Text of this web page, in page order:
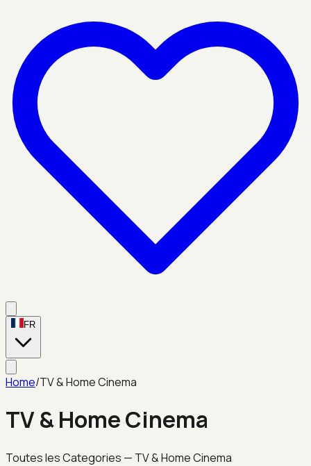
FR
Home/TV & Home Cinema
TV & Home Cinema
Toutes les Categories — TV & Home Cinema